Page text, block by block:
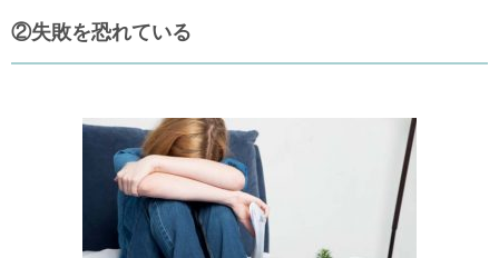
②失敗を恐れている